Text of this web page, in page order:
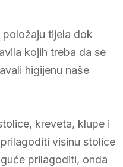
tijela dok
kojih treba da se
higijenu naše
kreveta, klupe i
visinu stolice
prilagoditi, onda